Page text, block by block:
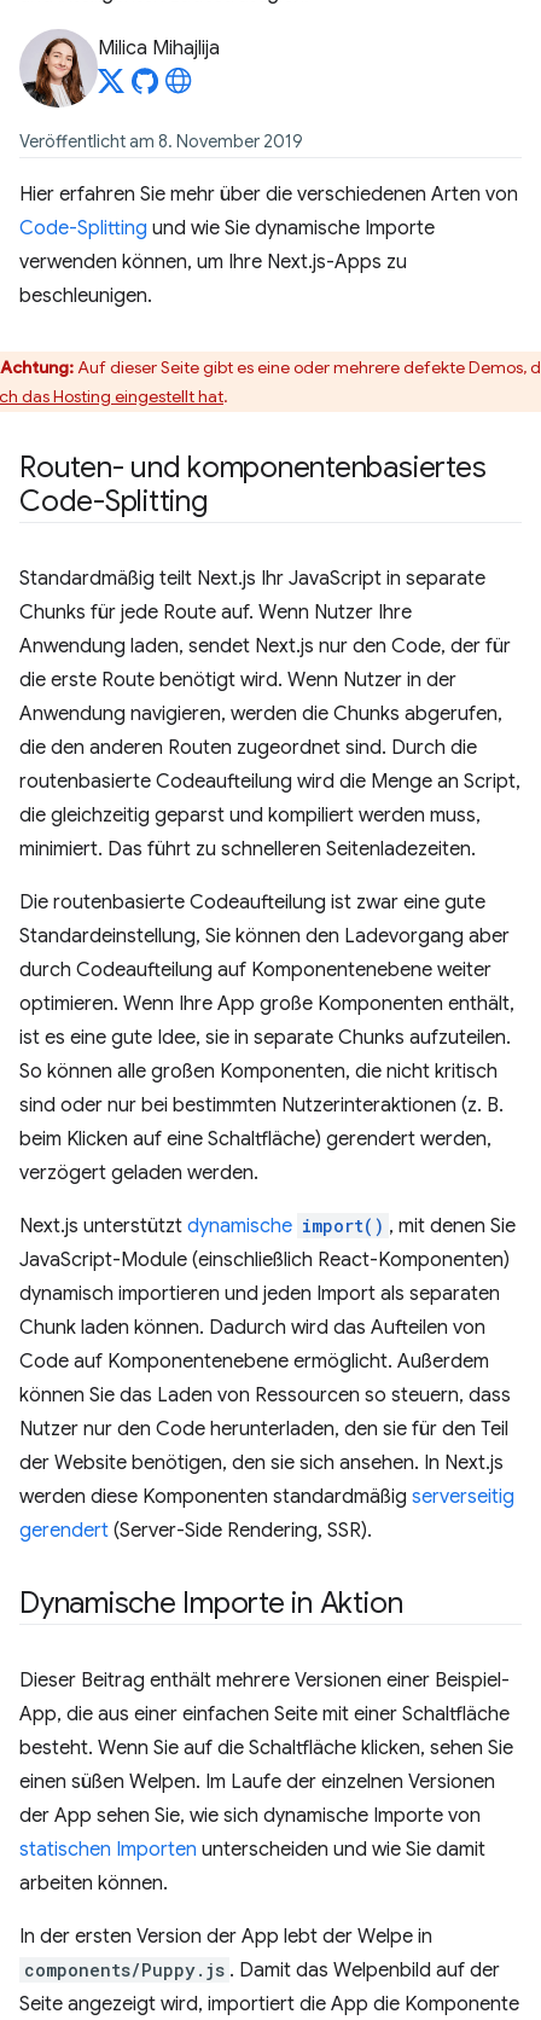
Milica Mihajlija
Veröffentlicht am 8. November 2019
Hier erfahren Sie mehr über die verschiedenen Arten von
Code-Splitting und wie Sie dynamische Importe
verwenden können, um Ihre Next.js-Apps zu
beschleunigen.
Achtung:Auf dieser Seite gibt es eine oder mehrere defekte Demos,
das Hosting eingestellt hat.
Routen- und komponentenbasiertes
Code-Splitting
Standardmäßig teilt Next.js Ihr JavaScript in separate
Chunks für jede Route auf. Wenn Nutzer Ihre
Anwendung laden, sendet Next.js nur den Code, der für
die erste Route benötigt wird. Wenn Nutzer in der
Anwendung navigieren, werden die Chunks abgerufen,
die den anderen Routen zugeordnet sind. Durch die
routenbasierte Codeaufteilung wird die Menge an Script,
die gleichzeitig geparst und kompiliert werden muss,
minimiert. Das führt zu schnelleren Seitenladezeiten.
Die routenbasierte Codeaufteilung ist zwar eine gute
Standardeinstellung, Sie können den Ladevorgang aber
durch Codeaufteilung auf Komponentenebene weiter
optimieren. Wenn Ihre App große Komponenten enthält,
ist es eine gute Idee, sie in separate Chunks aufzuteilen.
So können alle großen Komponenten, die nicht kritisch
sind oder nur bei bestimmten Nutzerinteraktionen (z. B.
beim Klicken auf eine Schaltfläche) gerendert werden,
verzögert geladen werden.
Next.js unterstützt dynamische import() , mit denen Sie
JavaScript-Module (einschließlich React-Komponenten)
dynamisch importieren und jeden Import als separaten
Chunk laden können. Dadurch wird das Aufteilen von
Code auf Komponentenebene ermöglicht. Außerdem
können Sie das Laden von Ressourcen so steuern, dass
Nutzer nur den Code herunterladen, den sie für den Teil
der Website benötigen, den sie sich ansehen. In Next.js
werden diese Komponenten standardmäßig serverseitig
gerendert (Server-Side Rendering, SSR).
Dynamische Importe in Aktion
Dieser Beitrag enthält mehrere Versionen einer Beispiel-
App, die aus einer einfachen Seite mit einer Schaltfläche
besteht. Wenn Sie auf die Schaltfläche klicken, sehen Sie
einen süßen Welpen. Im Laufe der einzelnen Versionen
der App sehen Sie, wie sich dynamische Importe von
statischen Importen unterscheiden und wie Sie damit
arbeiten können.
In der ersten Version der App lebt der Welpe in
components/Puppy.js . Damit das Welpenbild auf der
Seite angezeigt wird, importiert die App die Komponente